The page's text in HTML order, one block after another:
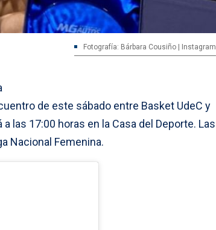
Fotografía: Bárbara Cousiño | Instagram
de este sábado entre Basket UdeC y
las 17:00 horas en la Casa del Deporte. Las
Nacional Femenina.